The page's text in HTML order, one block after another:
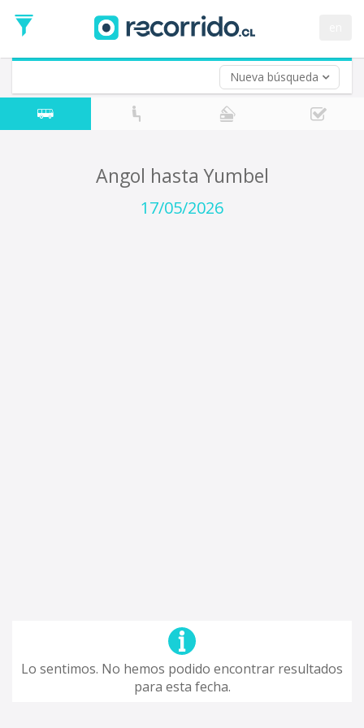
Nueva búsqueda
de
Ida
Vuelta (opcional)
Fecha
de
Angol hasta Yumbel
17/05/2026
Lo sentimos. No hemos podido encontrar resultados
para esta fecha.